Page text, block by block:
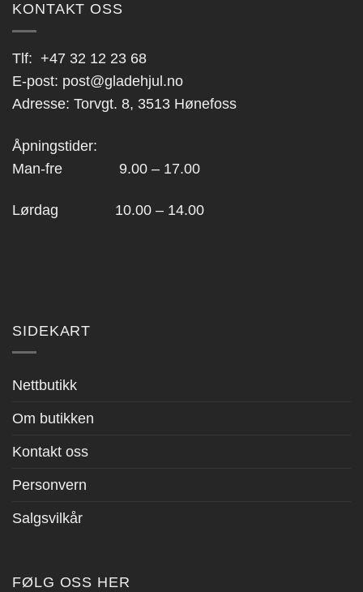
KONTAKT OSS
Tlf: +47 32 12 23 68
E-post: post@gladehjul.no
Adresse: Torvgt. 8, 3513 Hønefoss
Åpningstider:
Man-fre 9.00 – 17.00
Lørdag 10.00 – 14.00
SIDEKART
Nettbutikk
Om butikken
Kontakt oss
Personvern
Salgsvilkår
FØLG OSS HER